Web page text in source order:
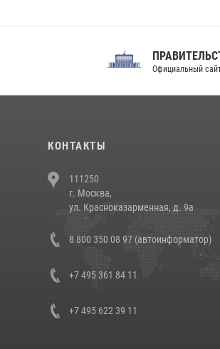
ПРАВИТЕЛЬСТВО РФ
Официальный сайт
КОНТАКТЫ
111250
г. Москва,
ул. Красноказарменная, д. 9а
8 800 350 08 97 (автоинформатор)
+7 495 361 84 11
+7 495 622 39 11